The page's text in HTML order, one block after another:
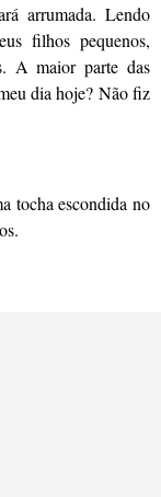
arrumada. Lendo
filhos pequenos,
A maior parte das
dia hoje? Não fiz
tocha escondida no